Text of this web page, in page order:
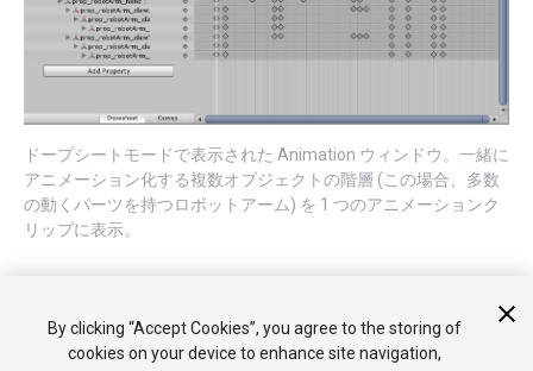
ドープシートモードで表示された Animation ウィンドウ。一緒に
アニメーション化する複数オブジェクトの階層 (この場合、多数
の動くパーツを持つロボットアーム) を 1 つのアニメーションク
リップに表示。
By clicking “Accept Cookies”, you agree to the storing of
cookies on your device to enhance site navigation,